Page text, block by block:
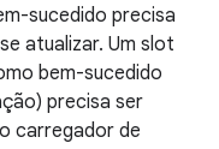
sucedido precisa
atualizar. Um slot
bem-sucedido
precisa ser
carregador de